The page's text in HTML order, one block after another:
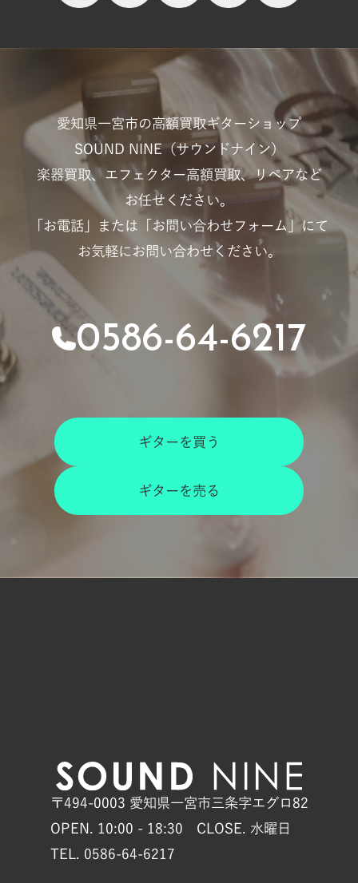
愛知県一宮市の高額買取ギターショップ
SOUND NINE（サウンドナイン）
楽器買取、エフェクター高額買取、リペアなど
お任せください。
「お電話」または「お問い合わせフォーム」にて
お気軽にお問い合わせください。
0586-64-6217
ギターを買う
ギターを売る
〒494-0003 愛知県一宮市三条字エグロ82
OPEN. 10:00 - 18:30 CLOSE. 水曜日
TEL. 0586-64-6217